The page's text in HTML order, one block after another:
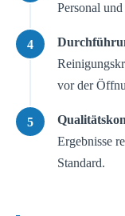
Personal
vor der
Ergebnisse
Standard.